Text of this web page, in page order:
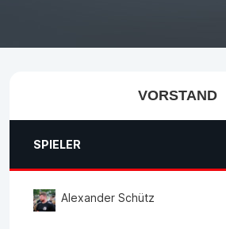
VORSTAND
SPIELER
Alexander Schütz